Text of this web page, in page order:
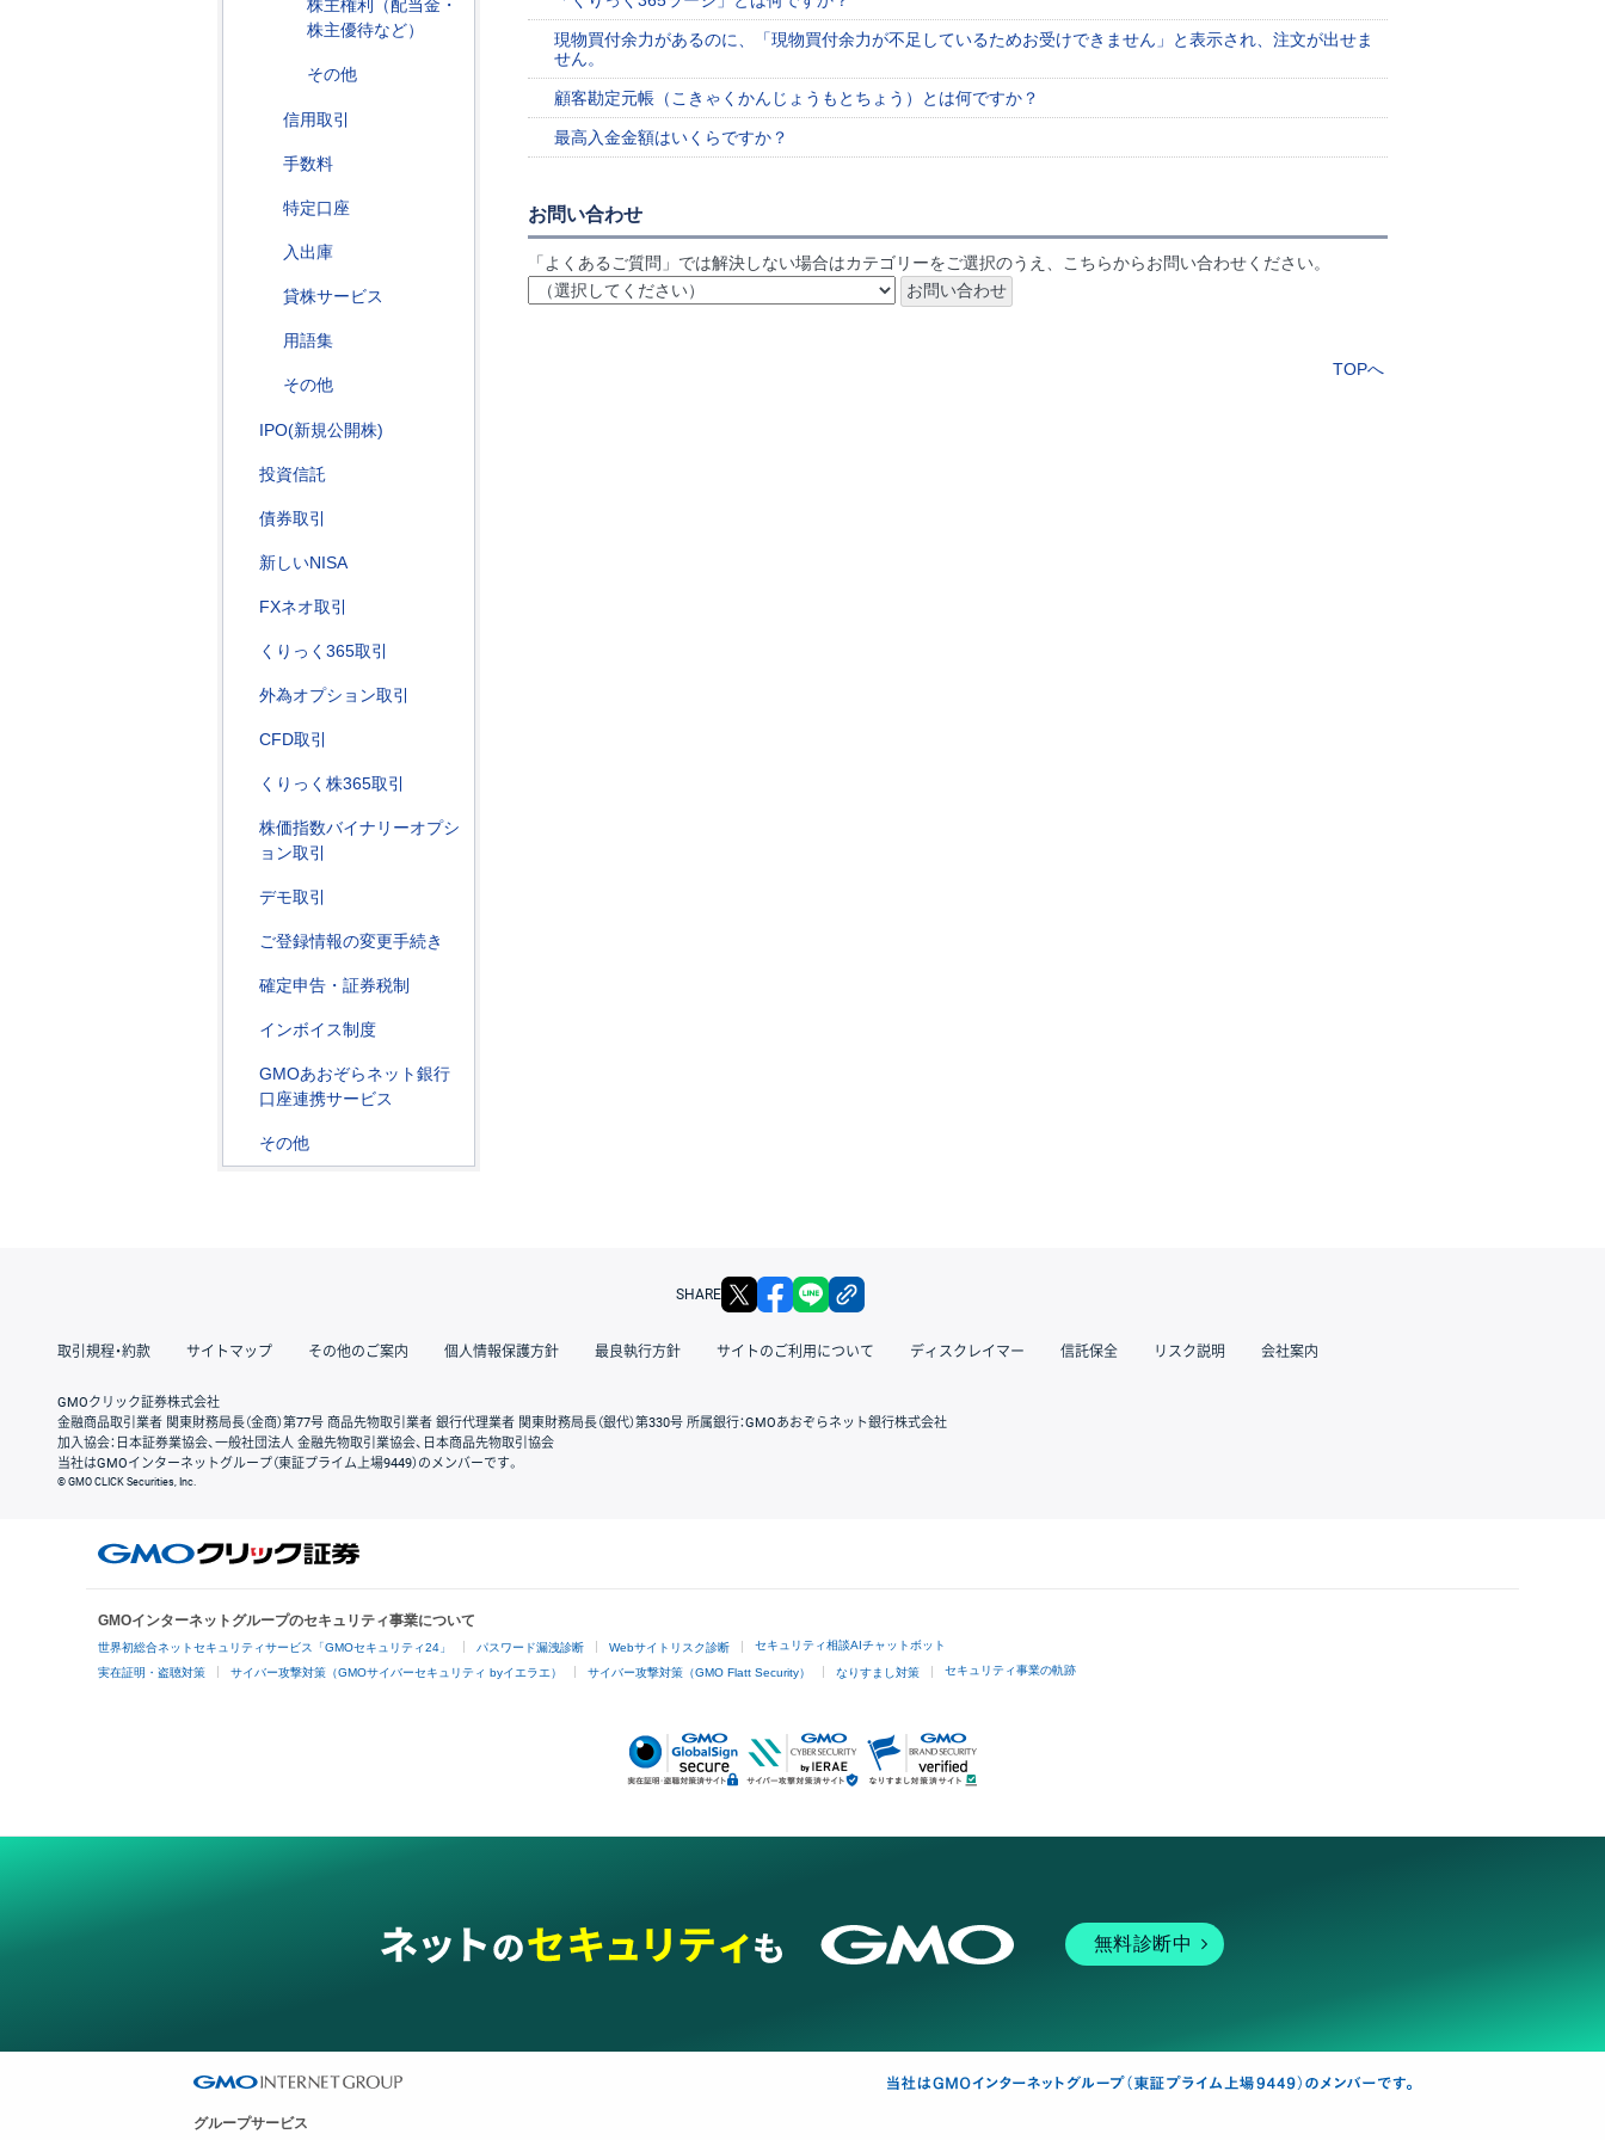
株主権利（配当金・
株主優待など）
その他
信用取引
手数料
特定口座
入出庫
貸株サービス
用語集
その他
IPO(新規公開株)
投資信託
債券取引
新しいNISA
FXネオ取引
くりっく365取引
外為オプション取引
CFD取引
くりっく株365取引
株価指数バイナリーオプシ
ョン取引
デモ取引
ご登録情報の変更手続き
確定申告・証券税制
インボイス制度
GMOあおぞらネット銀行
口座連携サービス
その他
現物買付余力があるのに、「現物買付余力が不足しているためお受けできません」と表示され、注文が出せま
せん。
顧客勘定元帳（こきゃくかんじょうもとちょう）とは何ですか？
最高入金金額はいくらですか？
お問い合わせ
「よくあるご質問」では解決しない場合はカテゴリーをご選択のうえ、こちらからお問い合わせください。
TOPへ
SHARE X facebook
取引規程・約款 サイトマップ その他のご案内 個人情報保護方針 最良執行方針 サイトのご利用について ディスクレイマー 信託保全 リスク説明 会社案内
GMOクリック証券株式会社
金融商品取引業者 関東財務局長（金商）第77号 商品先物取引業者 銀行代理業者 関東財務局長（銀代）第330号 所属銀行：GMOあおぞらネット銀行株式会社
加入協会：日本証券業協会、一般社団法人 金融先物取引業協会、日本商品先物取引協会
当社はGMOインターネットグループ（東証プライム上場9449）のメンバーです。
© GMO CLICK Securities, Inc.
GMOインターネットグループのセキュリティ事業について
世界初総合ネットセキュリティサービス「GMOセキュリティ24」 パスワード漏洩診断 Webサイトリスク診断 セキュリティ相談AIチャットボット
実在証明・盗聴対策 サイバー攻撃対策（GMOサイバーセキュリティ byイエラエ） サイバー攻撃対策（GMO Flatt Security） なりすまし対策 セキュリティ事業の軌跡
無料診断中
グループサービス